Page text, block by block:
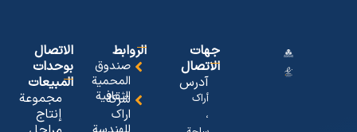
جهات
الاتصال
آدرس
أراک
،
الروابط
صندوق
المحمیة
الثقافیة
شرکة
اراک
الاتصال
بوحدات
المبیعات
مجموعة
إنتاج